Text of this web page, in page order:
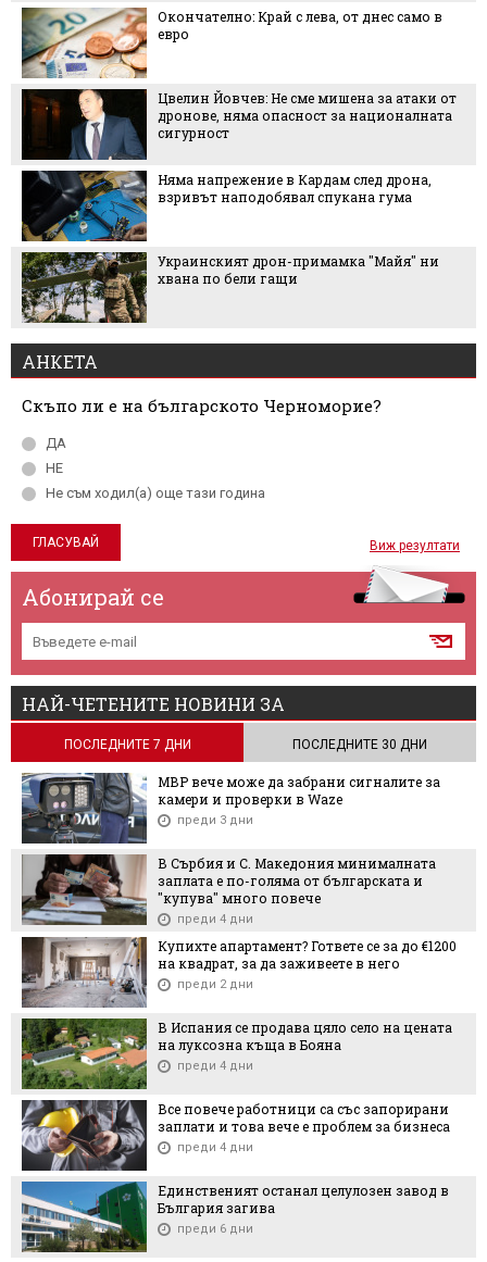
Окончателно: Край с лева, от днес само в
евро
Цвелин Йовчев: Не сме мишена за атаки от
дронове, няма опасност за националната
сигурност
Няма напрежение в Кардам след дрона,
взривът наподобявал спукана гума
Украинският дрон-примамка "Майя" ни
хвана по бели гащи
АНКЕТА
Скъпо ли е на българското Черноморие?
ДА
НЕ
Не съм ходил(а) още тази година
Виж резултати
Абонирай се
НАЙ-ЧЕТЕНИТЕ НОВИНИ ЗА
ПОСЛЕДНИТЕ 7 ДНИ ПОСЛЕДНИТЕ 30 ДНИ
МВР вече може да забрани сигналите за
камери и проверки в Waze
преди 3 дни
В Сърбия и С. Македония минималната
заплата е по-голяма от българската и
"купува" много повече
преди 4 дни
Купихте апартамент? Гответе се за до €1200
на квадрат, за да заживеете в него
преди 2 дни
В Испания се продава цяло село на цената
на луксозна къща в Бояна
преди 4 дни
Все повече работници са със запорирани
заплати и това вече е проблем за бизнеса
преди 4 дни
Единственият останал целулозен завод в
България загива
преди 6 дни